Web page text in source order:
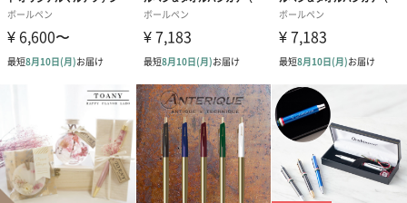
4種のカラー
エメラルド
べっ甲柄